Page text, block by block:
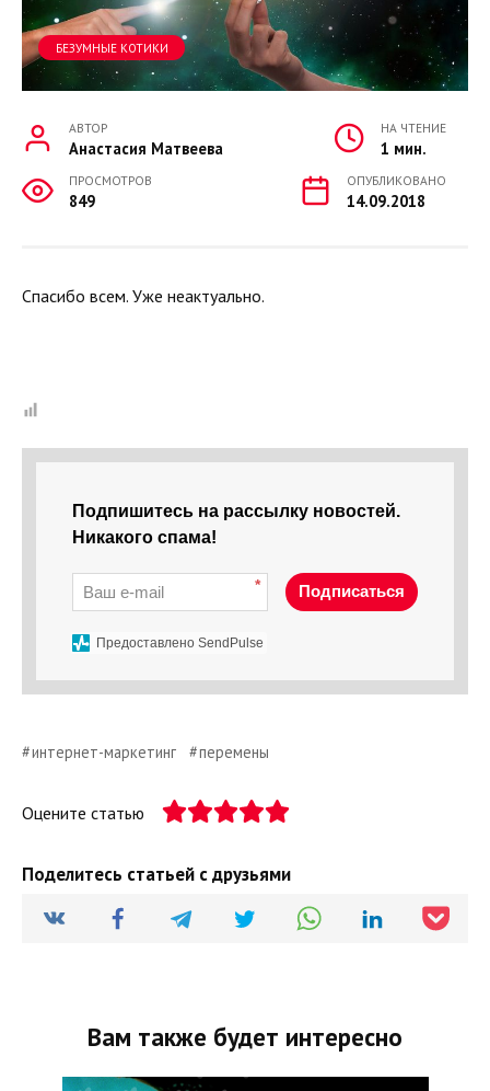
БЕЗУМНЫЕ КОТИКИ
АВТОР
Анастасия Матвеева
НА ЧТЕНИЕ
1 мин.
ПРОСМОТРОВ
849
ОПУБЛИКОВАНО
14.09.2018
Спасибо всем. Уже неактуально.
Подпишитесь на рассылку новостей.
Никакого спама!
* Подписаться
Предоставлено SendPulse
интернет-маркетинг перемены
Оцените статью
Поделитесь статьей с друзьями
Вам также будет интересно